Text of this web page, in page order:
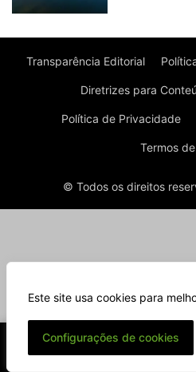
Este site usa cookies para
Configurações de cookies
Transparência Editorial
Diretrizes para
Política de Privacidade
Termos
© Todos os direitos